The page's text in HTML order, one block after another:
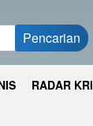
Pencarian
RADAR